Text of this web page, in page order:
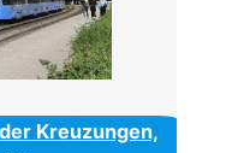
Kreuzungen,